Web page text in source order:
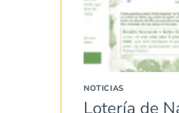
NOTICIAS
Lotería de